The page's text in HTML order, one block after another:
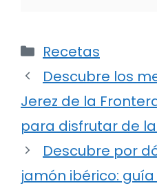
Categorías
Recetas
Descubre los
Jerez de la
para disfrutar de
Descubre por
jamón ibérico: